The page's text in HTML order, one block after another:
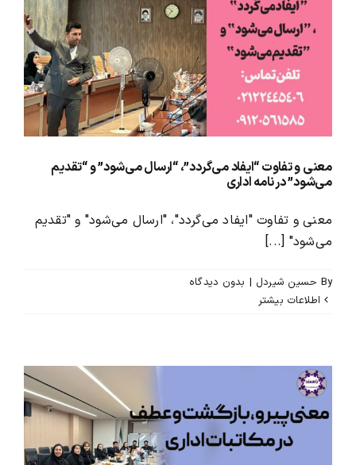
آموزش حضوری (لیست دوره ها)
محصولات و بسته های آموزشیVIP
درباره ما و تماس با ما
معنی و تفاوت “ایفاد می‌گردد”، “ارسال می‌شود” و “تقدیم
می‌شود” در نامه اداری
معنی و تفاوت "ایفاد می‌گردد"، "ارسال می‌شود" و "تقدیم
می‌شود" [...]
By حسین شیردل | بدون ديدگاه
اطلاعات بیشتر